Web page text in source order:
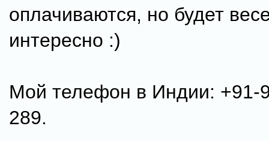
оплачиваются, но будет
интересно :)
Мой телефон в Индии: +91-
289.